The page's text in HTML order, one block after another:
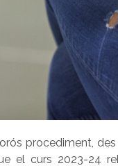
procediment,
el curs 2023-24